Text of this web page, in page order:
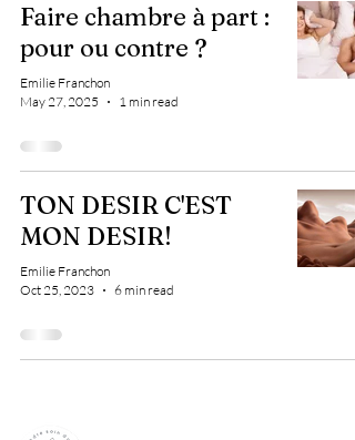
Faire chambre à part :
pour ou contre ?
Emilie Franchon
May 27, 2025
1 min read
TON DESIR C'EST
MON DESIR!
Emilie Franchon
Oct 25, 2023
6 min read